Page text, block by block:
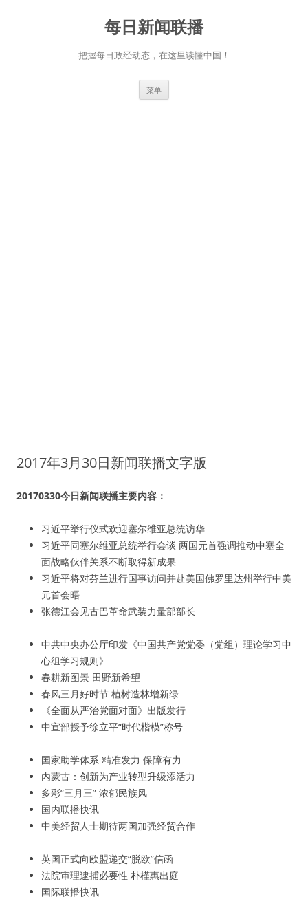
每日新闻联播
把握每日政经动态，在这里读懂中国！
菜单
2017年3月30日新闻联播文字版
20170330今日新闻联播主要内容：
习近平举行仪式欢迎塞尔维亚总统访华
习近平同塞尔维亚总统举行会谈 两国元首强调推动中塞全
面战略伙伴关系不断取得新成果
习近平将对芬兰进行国事访问并赴美国佛罗里达州举行中美
元首会晤
张德江会见古巴革命武装力量部部长
中共中央办公厅印发《中国共产党党委（党组）理论学习中
心组学习规则》
春耕新图景 田野新希望
春风三月好时节 植树造林增新绿
《全面从严治党面对面》出版发行
中宣部授予徐立平“时代楷模”称号
国家助学体系 精准发力 保障有力
内蒙古：创新为产业转型升级添活力
多彩“三月三” 浓郁民族风
国内联播快讯
中美经贸人士期待两国加强经贸合作
英国正式向欧盟递交“脱欧”信函
法院审理逮捕必要性 朴槿惠出庭
国际联播快讯